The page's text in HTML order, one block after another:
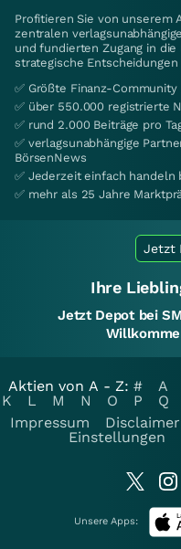
Profitieren Sie von unserem
zentralen
und fundierten Zugang in
strategische
✅ Größte Finanz-
✅ über 550.000 registrierte
✅ rund 2.000 Beiträge pro
✅ verlagsunabhängige
BörsenNews
✅ Jederzeit einfach handeln
✅ mehr als 25 Jahre
Jetzt
Ihre
Jetzt Depot bei
Aktien von A - Z: # A
K
L M N O P Q
Impressum
Disclaimer
Einstellungen
Unsere Apps: